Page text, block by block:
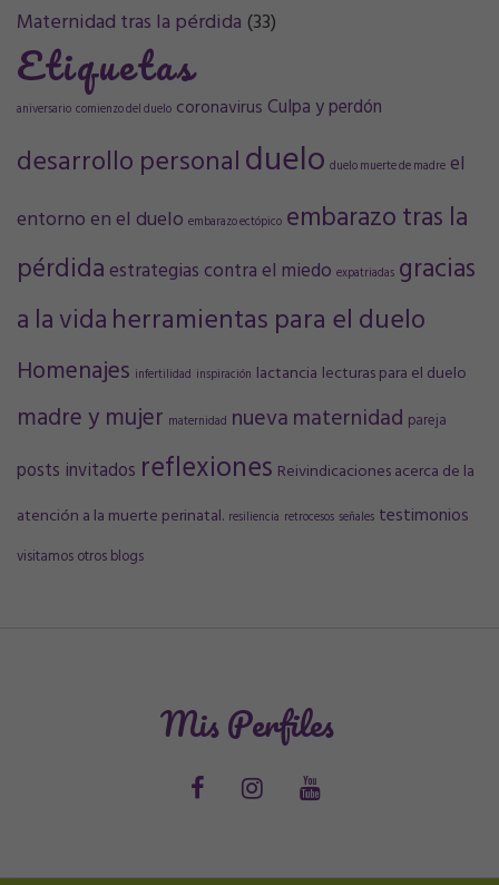
Maternidad tras la pérdida (33)
Etiquetas
aniversario comienzo del duelo coronavirus Culpa y perdón
desarrollo personalduelo duelo muerte de madre el
entorno en el duelo embarazo ectópico embarazo tras la
pérdida estrategias contra el miedo expatriadas gracias
a la vidaherramientas para el duelo
Homenajes infertilidad inspiración lactancia lecturas para el duelo
madre y mujer maternidad nueva maternidad pareja
posts invitados reflexiones Reivindicaciones acerca de la
atención a la muerte perinatal. resiliencia retrocesos señales testimonios
visitamos otros blogs
Mis Perfiles